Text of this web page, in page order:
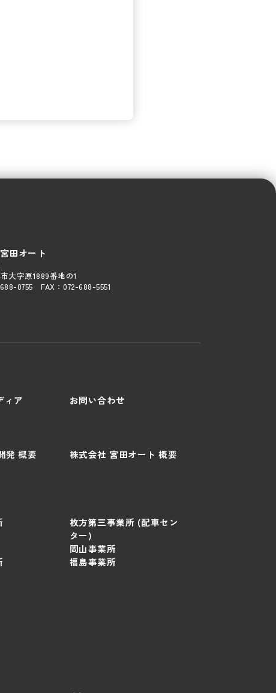
田オート
大字原1889番地の1
0755 FAX：072-688-5551
ィア お問い合わせ
発 概要
株式会社 宮田オート 概要
枚方第三事業所 (配車セン
ター)
岡山事業所
福島事業所